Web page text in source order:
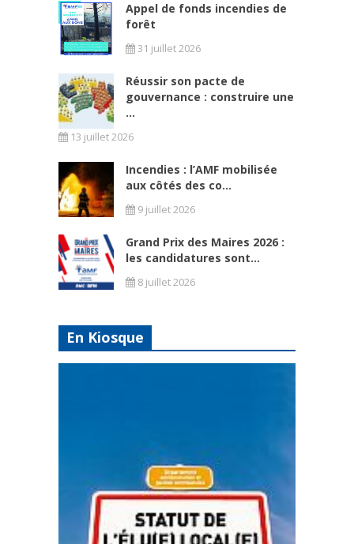
Appel de fonds incendies de
forêt
31 juillet 2026
Réussir son pacte de
gouvernance : construire une
...
13 juillet 2026
Incendies : l’AMF mobilisée
aux côtés des co...
9 juillet 2026
Grand Prix des Maires 2026 :
les candidatures sont...
8 juillet 2026
En Kiosque